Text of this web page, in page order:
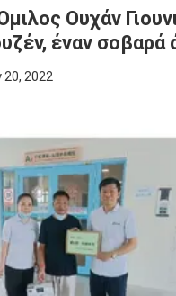
Ουχάν
έναν
20, 2022